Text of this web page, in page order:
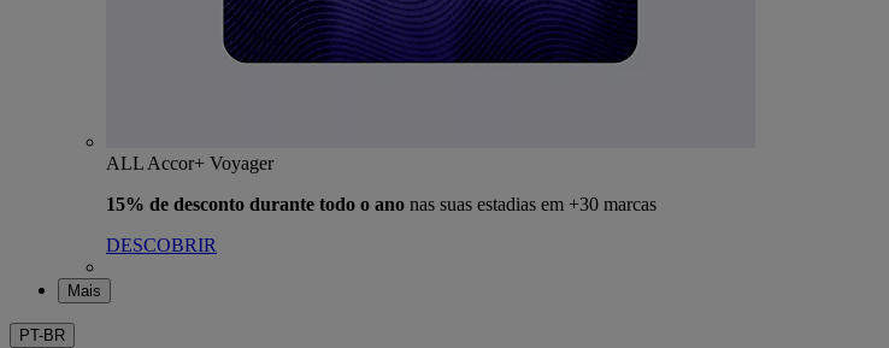
ALL Accor+ Voyager
15% de desconto durante todo o ano nas suas estadias em +30 marcas
DESCOBRIR
Mais
PT-BR